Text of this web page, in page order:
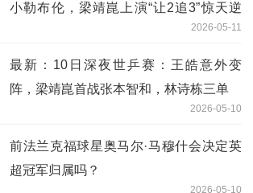
小勒布伦，梁靖崑上演“让2追3”惊天逆
转，王皓难掩激动怒吼挥拳；决赛女团、
男团都将对阵日本队 当前焦点
2026-05-11
最新：10日深夜世乒赛：王皓意外变
阵，梁靖崑首战张本智和，林诗栋三单
2026-05-10
前法兰克福球星奥马尔·马穆什会决定英
超冠军归属吗？
2026-05-10